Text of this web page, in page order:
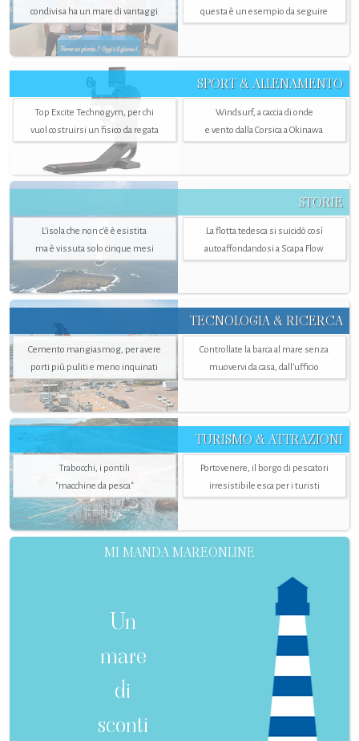
condivisa ha un mare di vantaggi
questa è un esempio da seguire
SPORT & ALLENAMENTO
Top Excite Technogym, per chi
vuol costruirsi un fisico da regata
Windsurf, a caccia di onde
e vento dalla Corsica a Okinawa
STORIE
L’isola che non c'è è esistita
ma è vissuta solo cinque mesi
La flotta tedesca si suicidò così
autoaffondandosi a Scapa Flow
TECNOLOGIA & RICERCA
Cemento mangiasmog, per avere
porti più puliti e meno inquinati
Controllate la barca al mare senza
muovervi da casa, dall’ufficio
TURISMO & ATTRAZIONI
Trabocchi, i pontili
"macchine da pesca"
Portovenere, il borgo di pescatori
irresistibile esca per i turisti
MI MANDA MAREONLINE
Un
mare
di
sconti